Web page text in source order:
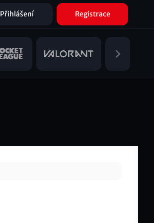
Přihlášení Registrace